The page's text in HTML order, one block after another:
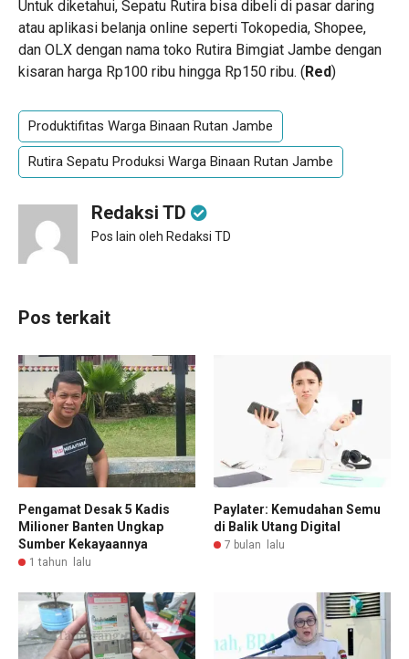
Untuk diketahui, Sepatu Rutira bisa dibeli di pasar daring
atau aplikasi belanja online seperti Tokopedia, Shopee,
dan OLX dengan nama toko Rutira Bimgiat Jambe dengan
kisaran harga Rp100 ribu hingga Rp150 ribu. (Red)
Produktifitas Warga Binaan Rutan Jambe
Rutira Sepatu Produksi Warga Binaan Rutan Jambe
Redaksi TD
Pos lain oleh Redaksi TD
Pos terkait
Pengamat Desak 5 Kadis
Milioner Banten Ungkap
Sumber Kekayaannya
1 tahun lalu
Paylater: Kemudahan Semu
di Balik Utang Digital
7 bulan lalu